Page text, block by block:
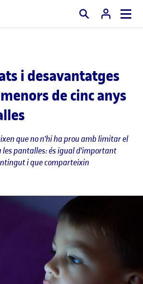
Cercar
i desavantatges
de cinc anys
que no n'hi ha prou amb limitar el
les pantalles: és igual d'important
i que comparteixin